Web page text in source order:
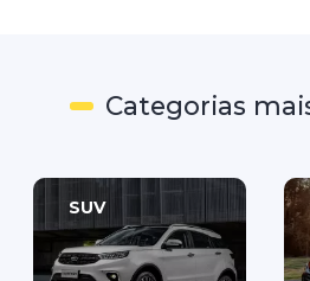
Categorias
SUV